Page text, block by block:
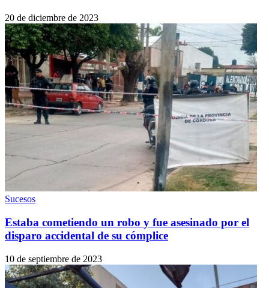
20 de diciembre de 2023
Sucesos
Estaba cometiendo un robo y fue asesinado por el
disparo accidental de su cómplice
10 de septiembre de 2023